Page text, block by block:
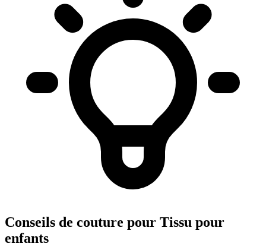
Conseils de couture pour Tissu pour
enfants